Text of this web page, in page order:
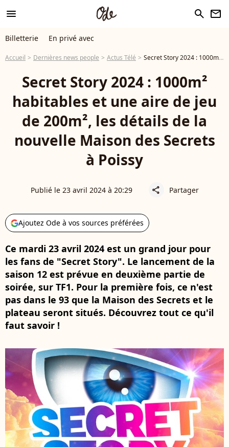
menu search newsletter
Billetterie En privé avec
Accueil Dernières news people Actus Télé Secret Story 2024 : 1000m² habitables et une aire de jeu de 200m², les détails de la nouvelle Maison des Secrets à Poissy
Secret Story 2024 : 1000m²
habitables et une aire de jeu
de 200m², les détails de la
nouvelle Maison des Secrets
à Poissy
Publié le 23 avril 2024 à 20:29 share Partager
Ajoutez Ode à vos sources préférées
Ce mardi 23 avril 2024 est un grand jour pour
les fans de "Secret Story". Le lancement de la
saison 12 est prévue en deuxième partie de
soirée, sur TF1. Pour la première fois, ce n'est
pas dans le 93 que la Maison des Secrets et le
plateau seront situés. Découvrez tout ce qu'il
faut savoir !